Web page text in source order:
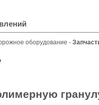
оборудование -